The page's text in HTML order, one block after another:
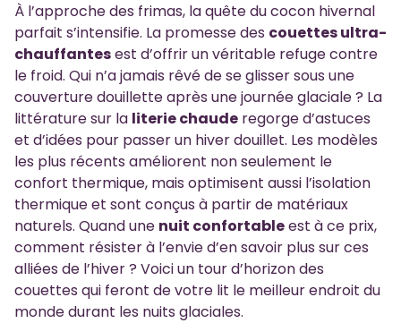
À l’approche des frimas, la quête du cocon hivernal
parfait s’intensifie. La promesse des couettes ultra-
chauffantesest d’offrir un véritable refuge contre
le froid. Qui n’a jamais rêvé de se glisser sous une
couverture douillette après une journée glaciale ? La
littérature sur la literie chaude regorge d’astuces
et d’idées pour passer un hiver douillet. Les modèles
les plus récents améliorent non seulement le
confort thermique, mais optimisent aussi l’isolation
thermique et sont conçus à partir de matériaux
naturels. Quand une nuit confortableest à ce prix,
comment résister à l’envie d’en savoir plus sur ces
alliées de l’hiver ? Voici un tour d’horizon des
couettes qui feront de votre lit le meilleur endroit du
monde durant les nuits glaciales.